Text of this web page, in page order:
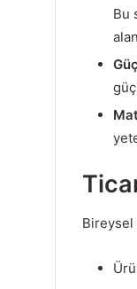
Bu
Bireysel